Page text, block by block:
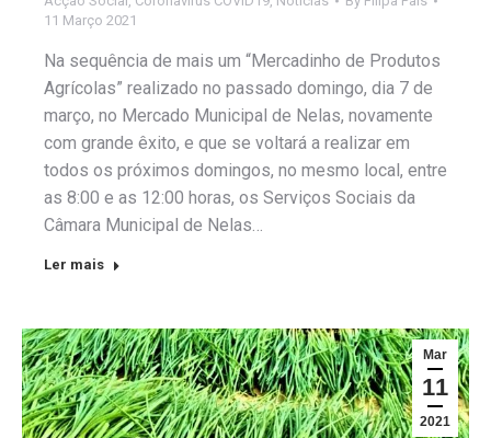
11 Março 2021
Na sequência de mais um “Mercadinho de Produtos
Agrícolas” realizado no passado domingo, dia 7 de
março, no Mercado Municipal de Nelas, novamente
com grande êxito, e que se voltará a realizar em
todos os próximos domingos, no mesmo local, entre
as 8:00 e as 12:00 horas, os Serviços Sociais da
Câmara Municipal de Nelas…
Ler mais
Mar
11
2021